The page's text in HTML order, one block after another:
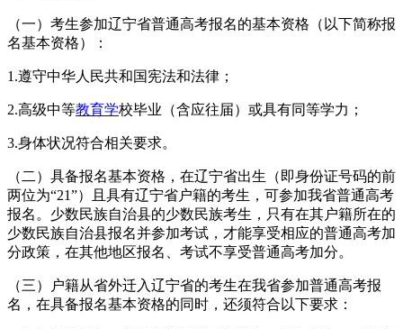
（一）考生参加辽宁省普通高考报名的基本资格（以下简称报
名基本资格）：
1.遵守中华人民共和国宪法和法律；
2.高级中等教育学校毕业（含应往届）或具有同等学力；
3.身体状况符合相关要求。
（二）具备报名基本资格，在辽宁省出生（即身份证号码的前
两位为“21”）且具有辽宁省户籍的考生，可参加我省普通高考
报名。少数民族自治县的少数民族考生，只有在其户籍所在的
少数民族自治县报名并参加考试，才能享受相应的普通高考加
分政策，在其他地区报名、考试不享受普通高考加分。
（三）户籍从省外迁入辽宁省的考生在我省参加普通高考报
名，在具备报名基本资格的同时，还须符合以下要求：